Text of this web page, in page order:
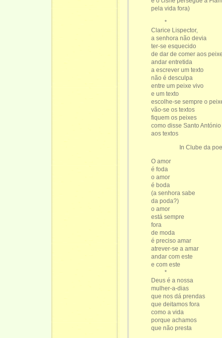
pela vida fora)
*
Clarice Lispector,
a senhora não devia
ter-se esquecido
de dar de comer aos
andar entretida
a escrever um texto
não é desculpa
entre um peixe vivo
e um texto
escolhe-se sempre o
vão-se os textos
fiquem os peixes
como disse Santo António
aos textos
In Clube da
O amor
é foda
o amor
é boda
(a senhora sabe
da poda?)
o amor
está sempre
fora
de moda
é preciso amar
atrever-se a amar
andar com este
e com este
*
Deus é a nossa
mulher-a-dias
que nos dá prendas
que deitamos fora
como a vida
porque achamos
que não presta